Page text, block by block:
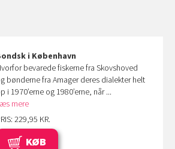
i København
bevarede fiskerne fra Skovshoved
bønderne fra Amager deres dialekter helt
i 1970’erne og 1980’erne, når ...
mere
229,95 KR.
KØB